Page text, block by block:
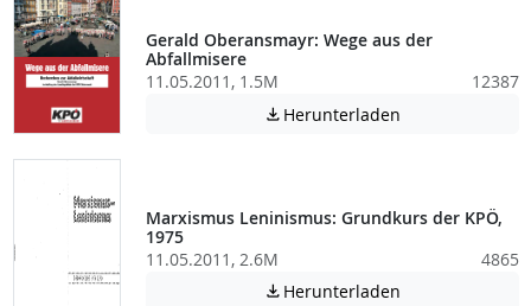
Gerald Oberansmayr: Wege aus der
Abfallmisere
11.05.2011, 1.5M
12387
 Herunterladen
Marxismus Leninismus: Grundkurs der KPÖ,
1975
11.05.2011, 2.6M
4865
 Herunterladen